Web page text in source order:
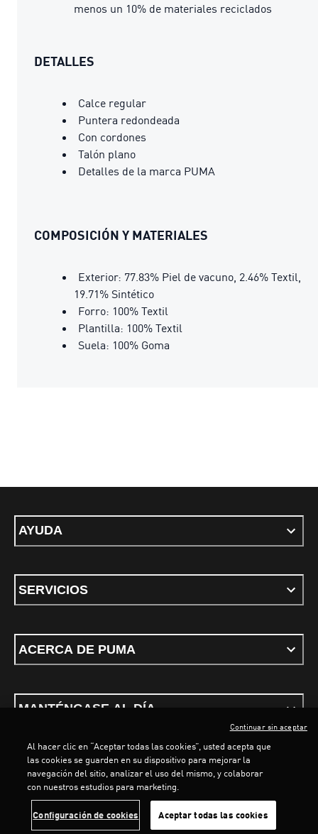
LOADING...
menos un 10% de materiales reciclados
DETALLES
Calce regular
Puntera redondeada
Con cordones
Talón plano
Detalles de la marca PUMA
COMPOSICIÓN Y MATERIALES
Exterior: 77.83% Piel de vacuno, 2.46% Textil,
19.71% Sintético
Forro: 100% Textil
Plantilla: 100% Textil
Suela: 100% Goma
AYUDA
SERVICIOS
ACERCA DE PUMA
MANTÉNGASE AL DÍA
Términos y condicionesPolítica de Privacidad
PUMA, 2026. Todos los derechos reservados
Al hacer clic en “Aceptar todas las cookies”, usted acepta que
las cookies se guarden en su dispositivo para mejorar la
navegación del sitio, analizar el uso del mismo, y colaborar
con nuestros estudios para marketing.
Configuración de cookies Aceptar todas las cookies
Continuar sin aceptar